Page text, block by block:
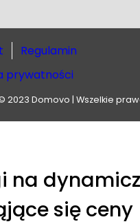
Regulamin
prywatności
2023 Domovo | Wszelkie
na
się ceny